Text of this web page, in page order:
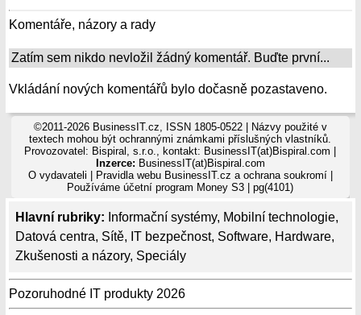
Hlavní rubriky: Informační systémy, Mobilní technologie,
Datová centra, Sítě, IT bezpečnost, Software, Hardware,
Zkušenosti a názory, Speciály
Pozoruhodné IT produkty 2026
Komentáře, názory a rady
Zatím sem nikdo nevložil žádný komentář. Buďte první...
Vkládání nových komentářů bylo dočasně pozastaveno.
©2011-2026 BusinessIT.cz, ISSN 1805-0522 | Názvy použité v
textech mohou být ochrannými známkami příslušných vlastníků.
Provozovatel: Bispiral, s.r.o., kontakt: BusinessIT(at)Bispiral.com |
Inzerce: BusinessIT(at)Bispiral.com
O vydavateli
Pravidla webu BusinessIT.cz a ochrana soukromí|
Používámeúčetní program Money S3 | pg(4101)